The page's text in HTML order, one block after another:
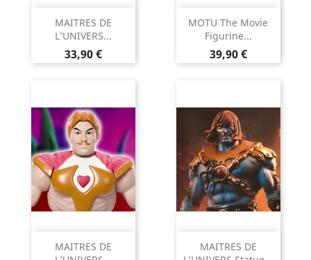
MAITRES DE
L’UNIVERS...
Prix
33,90 €
MOTU The Movie
Figurine...
Prix
39,90 €
MAITRES DE
MAITRES DE